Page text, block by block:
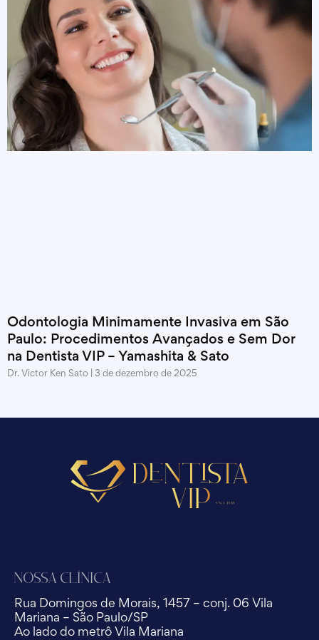
Odontologia Minimamente Invasiva em São
Paulo: Procedimentos Avançados e Sem Dor
na Dentista VIP – Yamashita & Sato
Dr. Victor Ken Sato 3 de dezembro de 2025
Nossa Clínica
Rua Domingos de Morais, 1457 – conj. 06 Vila
Mariana – São Paulo/SP
Ao lado do metrô Vila Mariana